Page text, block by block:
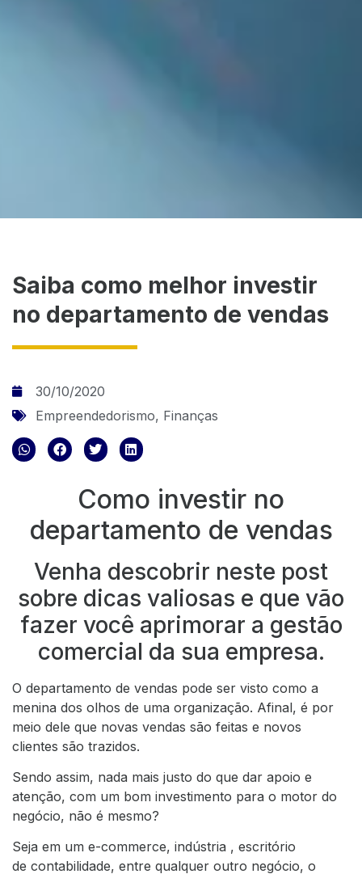
Saiba como melhor investir
no departamento de vendas
30/10/2020
Empreendedorismo, Finanças
Como investir no
departamento de vendas
Venha descobrir neste post
sobre dicas valiosas e que vão
fazer você aprimorar a gestão
comercial da sua empresa.
O departamento de vendas pode ser visto como a
menina dos olhos de uma organização. Afinal, é por
meio dele que novas vendas são feitas e novos
clientes são trazidos.
Sendo assim, nada mais justo do que dar apoio e
atenção, com um bom investimento para o motor do
negócio, não é mesmo?
Seja em um e-commerce, indústria , escritório
de contabilidade, entre qualquer outro negócio, o